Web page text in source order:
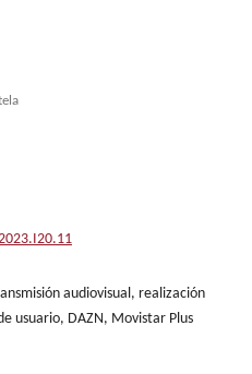
audiovisual, realización
usuario, DAZN, Movistar Plus